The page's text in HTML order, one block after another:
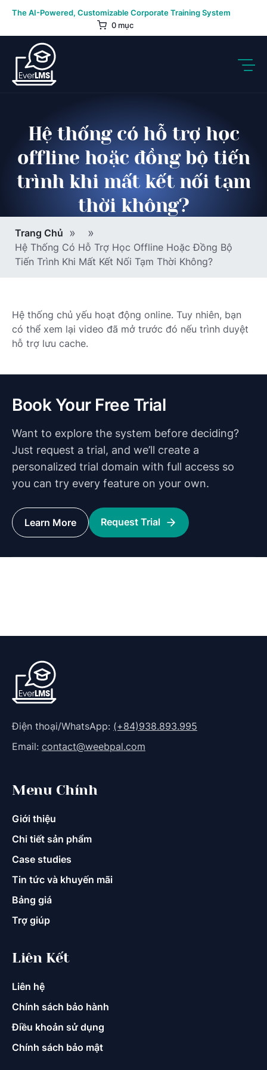
Skip
content
The AI-Powered, Customizable Corporate Training System
0 mục
Hệ thống có hỗ trợ học
offline hoặc đồng bộ tiến
trình khi mất kết nối tạm
thời không?
Breadcrumb
Trang Chủ
Hệ Thống Có Hỗ Trợ Học Offline Hoặc Đồng Bộ
Tiến Trình Khi Mất Kết Nối Tạm Thời Không?
Hệ thống chủ yếu hoạt động online. Tuy nhiên, bạn
có thể xem lại video đã mở trước đó nếu trình duyệt
hỗ trợ lưu cache.
Book Your Free Trial
Want to explore the system before deciding?
Just request a trial, and we’ll create a
personalized trial domain with full access so
you can try every feature on your own.
Learn More Request Trial
Điện thoại/WhatsApp: (+84)938.893.995
Email: contact@weebpal.com
Menu Chính
Giới thiệu
Chi tiết sản phẩm
Case studies
Tin tức và khuyến mãi
Bảng giá
Trợ giúp
Liên Kết
Liên hệ
Chính sách bảo hành
Điều khoản sử dụng
Chính sách bảo mật